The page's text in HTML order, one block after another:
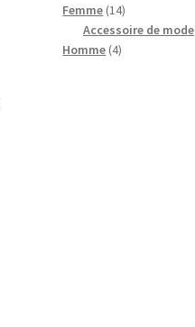
produits
Femme 1414
produits
Accessoire de mode
Homme 44